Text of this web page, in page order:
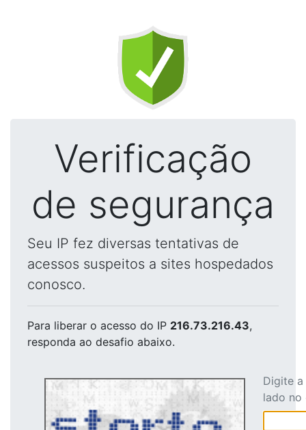
Verificação
de segurança
Seu IP fez diversas tentativas de
acessos suspeitos a sites hospedados
conosco.
Para liberar o acesso do IP 216.73.216.43,
responda ao desafio abaixo.
Digite
lado no